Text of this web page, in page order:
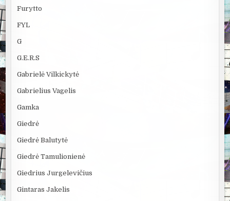
Furytto
FYL
G
G.E.R.S
Gabrielė Vilkickytė
Gabrielius Vagelis
Gamka
Giedrė
Giedrė Balutytė
Giedrė Tamulionienė
Giedrius Jurgelevičius
Gintaras Jakelis